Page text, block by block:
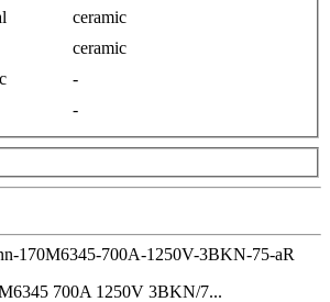
ceramic
ceramic
-
-
700A 1250V 3BKN/7...